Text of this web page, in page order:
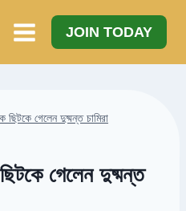
JOIN TODAY
ছিটকে গেলেন দুষ্মন্ত চামিরা
গেলেন দুষ্মন্ত